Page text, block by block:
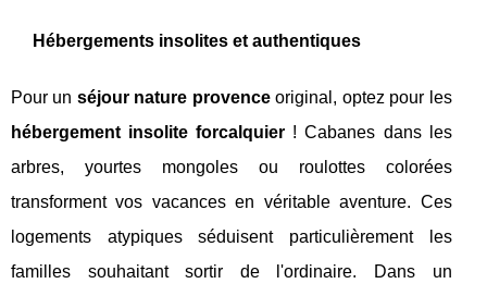
Hébergements insolites et authentiques
Pour un séjour nature provenceoriginal, optez pour les
hébergement insolite forcalquier ! Cabanes dans les
arbres, yourtes mongoles ou roulottes colorées
transforment vos vacances en véritable aventure. Ces
logements atypiques séduisent particulièrement les
familles souhaitant sortir de l'ordinaire. Dans un